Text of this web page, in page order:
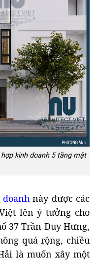
kinh doanh 5 tầng mặt
này được các
lên ý tưởng cho
37 Trần Duy Hưng,
quá rộng, chiều
là muốn xây một